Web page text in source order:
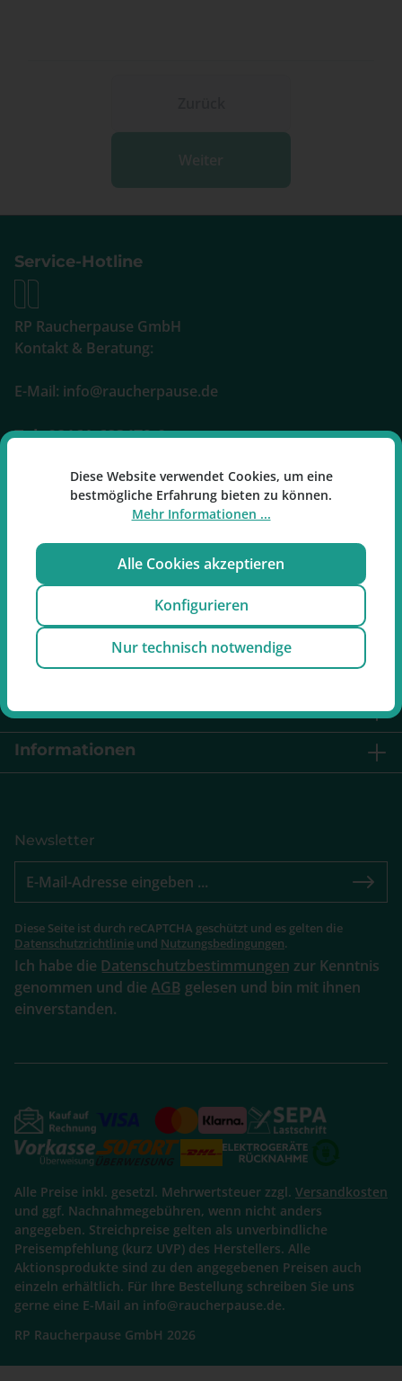
Service-Hotline
RP Raucherpause GmbH
Kontakt & Beratung:
E-Mail: info@raucherpause.de
Tel: 02161-683479-0
Kontaktformular.
Vertrag widerrufen
Service
Retouren
Informationen
Newsletter
Diese Seite ist durch reCAPTCHA geschützt und es gelten die
Datenschutzrichtlinie und Nutzungsbedingungen.
Ich habe die Datenschutzbestimmungen zur Kenntnis
genommen und die AGB gelesen und bin mit ihnen
einverstanden.
Alle Preise inkl. gesetzl. Mehrwertsteuer zzgl. Versandkosten
und ggf. Nachnahmegebühren, wenn nicht anders
angegeben. Streichpreise gelten als unverbindliche
Preisempfehlung (kurz UVP) des Herstellers. Alle
Aktionsprodukte sind zu den angegebenen Preisen auch
einzeln erhältlich. Für Ihre Bestellung schreiben Sie uns
gerne eine E-Mail an info@raucherpause.de.
RP Raucherpause GmbH 2026
Diese Website verwendet Cookies, um eine
bestmögliche Erfahrung bieten zu können.
Mehr Informationen ...
Alle Cookies akzeptieren
Konfigurieren
Nur technisch notwendige